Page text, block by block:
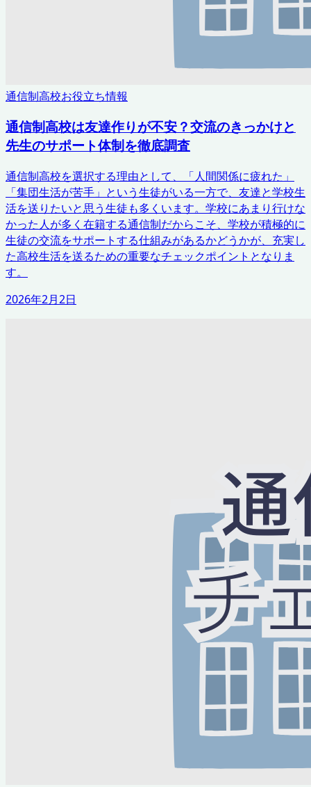
通信制高校お役立ち情報
通信制高校は友達作りが不安？交流のきっかけと
先生のサポート体制を徹底調査
通信制高校を選択する理由として、「人間関係に疲れた」
「集団生活が苦手」という生徒がいる一方で、友達と学校生
活を送りたいと思う生徒も多くいます。学校にあまり行けな
かった人が多く在籍する通信制だからこそ、学校が積極的に
生徒の交流をサポートする仕組みがあるかどうかが、充実し
た高校生活を送るための重要なチェックポイントとなりま
す。
2026年2月2日